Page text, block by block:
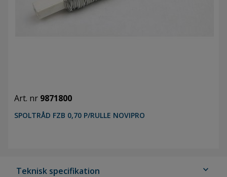
Art. nr 9871800
SPOLTRÅD FZB 0,70 P/RULLE NOVIPRO
Teknisk specifikation expand_more